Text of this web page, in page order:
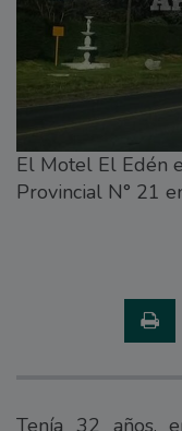
El Motel El Edén
Provincial N° 21
Tenía 32 años,